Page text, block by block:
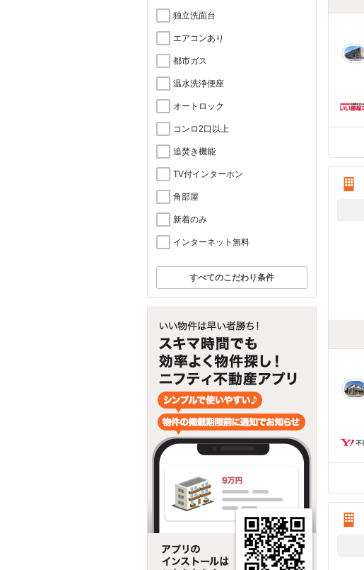
独立洗面台
エアコンあり
都市ガス
温水洗浄便座
オートロック
コンロ2口以上
追焚き機能
TV付インターホン
角部屋
新着のみ
インターネット無料
すべてのこだわり条件